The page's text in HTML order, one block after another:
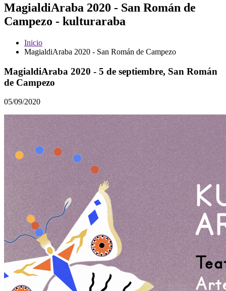
MagialdiAraba 2020 - San Román de
Campezo - kulturaraba
Inicio
MagialdiAraba 2020 - San Román de Campezo
MagialdiAraba 2020 - 5 de septiembre, San Román
de Campezo
05/09/2020